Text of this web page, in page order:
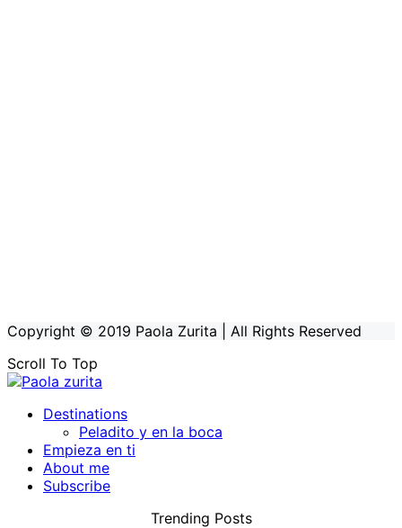
Copyright © 2019 Paola Zurita | All Rights Reserved
Scroll To Top
Destinations
Peladito y en la boca
Empieza en ti
About me
Subscribe
Trending Posts